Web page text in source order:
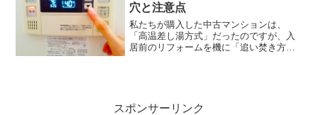
穴と注意点
私たちが購入した中古マンションは、
「高温差し湯方式」だったのですが、入
居前のリフォームを機に「追い焚き方
スポンサーリンク